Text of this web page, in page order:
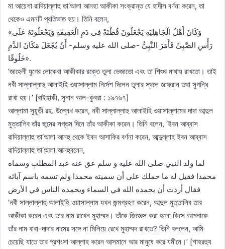
মা আয়েশা রাদিয়াল্লাহু তা‘আলা আনহা আকীকা সংক্রান্ত যে হাদীস বর্ণনা করেন, তা
থেকেও এমনটি প্রতিভাত হয়। তিনি বলেন,
«وَكَانَ أَهْلُ الْجَاهِلِيَةِ يَجْعَلُونَ قُطْنَةً فِى دَمِ الْعَقِيقَةِ وَيَجْعَلُونَهُ عَلَى
رَأْسِ الصَّبِىِّ فَأَمَرَ النَّبِىُّ -صلى الله عليه وسلم- أَنْ يُجْعَلَ مَكَانَ الدَّمِ
خَلُوقًا».
‘জাহেলী যুগের লোকেরা আকীকার রক্তে তুলা ভেজাতো এবং তা শিশুর মাথায় রাখতো। তাই
নবী সাল্লাল্লাহু আলাইহি ওয়াসাল্লাম নির্দেশ দিলেন তুলার স্থলে জাফরান তথা সুগন্ধি
রাখা হয়।’ [বাইহাকী, সুনান আল-কুবরা : ১৯৭৬৭]
আল্লামা সুয়ূতী রহ. উল্লেখ করেন, নবী সাল্লাল্লাহু আলাইহি ওয়াসাল্লামের দাদা আব্দুল
মুত্তালিব তাঁর জন্মের সপ্তম দিনে তাঁর আকীকা করেন। তিনি বলেন, ‘ইবন আব্বাস
রাদিয়াল্লাহু তা‘আলা আনহু থেকে ইবন আসাকির বর্ণনা করেন, আব্দুল্লাহ ইবন আব্বাস
রাদিয়াল্লাহু তা‘আলা আনহুবলেন,
لما ولد النبي صلى الله عليه و سلم عق عنه عبد المطلب وسماه
محمدا فقيل له ما حملك على أن سميته محمدا ولم تسمه باسم آبائه
فقال أردت أن يحمده الله في السماء ويحمده الناس في الأرض
‘নবী সাল্লাল্লাহু আলাইহি ওয়াসাল্লাম যখন জন্মগ্রহণ করেন, আব্দুল মুত্তালিব তার
আকীকা করেন এবং তার নাম রাখেন মুহাম্মদ। তাঁকে জিজ্ঞেস করা হলো কিসে আপনাকে
তাঁর নাম বাবা-দাদার নামের সঙ্গে না মিলিয়ে রেখে মুহাম্মদ রাখতে? তিনি বললেন, আমি
চেয়েছি যাতে তার প্রশংসা আল্লাহ করেন আসমানে আর মানুষে করে যমীনে।’ [শাহরহুয